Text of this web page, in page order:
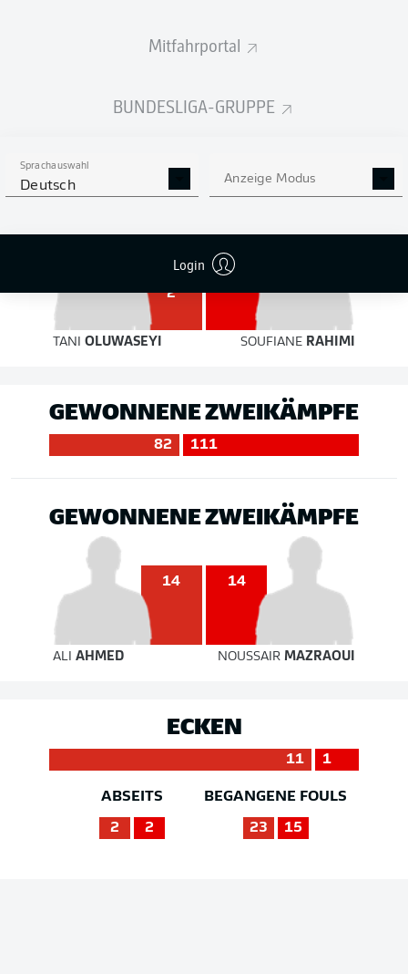
Mitfahrportal
BUNDESLIGA-GRUPPE
Sprachauswahl
Deutsch Anzeige Modus
Login
neben das Tor neben das Tor
2
3
TANI OLUWASEYI SOUFIANE RAHIMI
GEWONNENE ZWEIKÄMPFE
82 111
GEWONNENE ZWEIKÄMPFE
14 14
ALI AHMED NOUSSAIRMAZRAOUI
ECKEN
11 1
ABSEITS
2 2
BEGANGENE FOULS
23 15